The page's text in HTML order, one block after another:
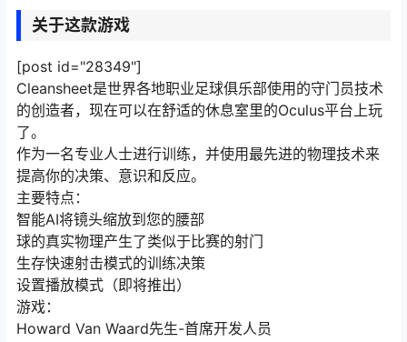
关于这款游戏
[post id="28349"]
Cleansheet是世界各地职业足球俱乐部使用的守门员技术
的创造者，现在可以在舒适的休息室里的Oculus平台上玩
了。
作为一名专业人士进行训练，并使用最先进的物理技术来
提高你的决策、意识和反应。
主要特点：
智能AI将镜头缩放到您的腰部
球的真实物理产生了类似于比赛的射门
生存快速射击模式的训练决策
设置播放模式（即将推出）
游戏：
Howard Van Waard先生-首席开发人员